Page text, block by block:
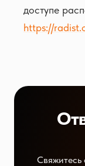
доступе
https://